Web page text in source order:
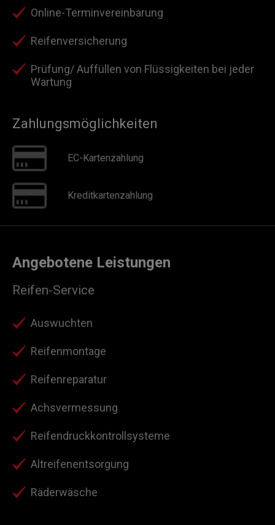
Online-Terminvereinbarung
Reifenversicherung
Prüfung/ Auffüllen von Flüssigkeiten bei jeder
Wartung
Zahlungsmöglichkeiten
EC-Kartenzahlung
Kreditkartenzahlung
Angebotene Leistungen
Reifen-Service
Auswuchten
Reifenmontage
Reifenreparatur
Achsvermessung
Reifendruckkontrollsysteme
Altreifenentsorgung
Räderwäsche